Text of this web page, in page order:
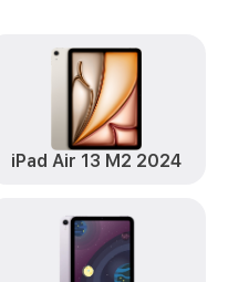
iPad Air 13 M2 2024